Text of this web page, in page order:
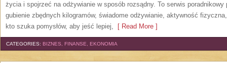
życia i spojrzeć na odżywianie w sposób rozsądny. To serwis
gubienie zbędnych kilogramów, świadome odżywianie, aktywność
kto szuka pomysłów, aby jeść lepiej, [ Read More ]
CATEGORIES: BIZNES, FINANSE, EKONOMIA